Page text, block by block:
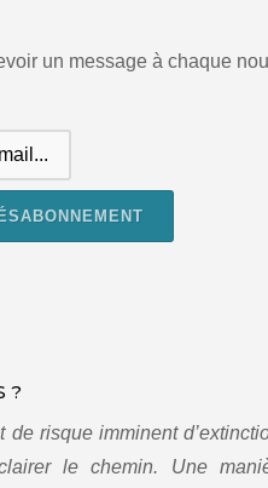
un message à chaque
?
risque imminent
le chemin. Une